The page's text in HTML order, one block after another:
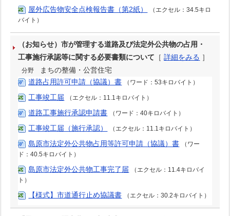
屋外広告物安全点検報告書（第2紙）
（エクセル：34.5キロ
バイト）
（お知らせ）市が管理する道路及び法定外公共物の占用・
工事施行承認等に関する必要書類について ［詳細をみる ］
分野
まちの整備・公営住宅
道路占用許可申請（協議）書
（ワード：53キロバイト）
工事竣工届 （エクセル：11.1キロバイト）
道路工事施行承認申請書 （ワード：40キロバイト）
工事竣工届（施行承認） （エクセル：11.1キロバイト）
島原市法定外公共物占用等許可申請（協議）書
（ワー
ド：40.5キロバイト）
島原市法定外公共物工事完了届
（エクセル：11.4キロバイ
ト）
【様式】市道通行止め協議書 （エクセル：30.2キロバイト）